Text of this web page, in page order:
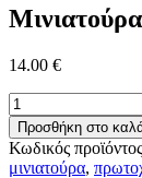
14.00 €
Μινιατούρα
-
Ρόδι
ποσότητα
Προσθήκη στο
Κωδικός
μινιατούρα,